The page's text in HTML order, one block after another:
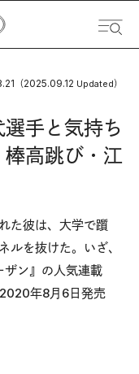
（2025.09.12 Updated）
選手と気持ち
高跳び・江
た彼は、大学で躓
ルを抜けた。いざ、
ザン』の人気連載
年8月6日発売